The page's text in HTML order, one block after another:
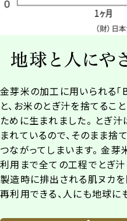
金芽米の加工に用いられる「
と、お米のとぎ汁を捨てるこ
ために生まれました。 とぎ
まれているので、そのまま捨
つながってしまいます。 金
利用まで全ての工程でとぎ汁
製造時に排出される肌ヌカ
再利用できる、人にも地球に